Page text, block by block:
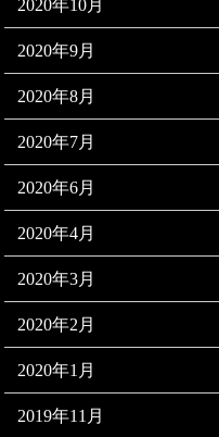
2020年10月
2020年9月
2020年8月
2020年7月
2020年6月
2020年4月
2020年3月
2020年2月
2020年1月
2019年11月